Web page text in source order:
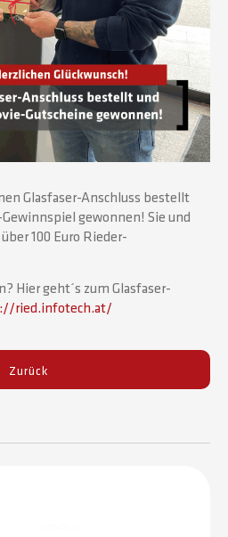
Glasfaser-Anschluss bestellt
gewonnen! Sie und
100 Euro Rieder-
Hier geht´s zum Glasfaser-
ried.infotech.at/
Zurück